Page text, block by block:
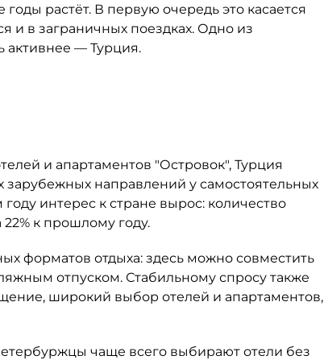
растёт. В первую очередь это касается
и в заграничных поездках. Одно из
активнее — Турция.
и апартаментов "Островок", Турция
направлений у самостоятельных
интерес к стране вырос: количество
к прошлому году.
форматов отдыха: здесь можно совместить
отпуском. Стабильному спросу также
широкий выбор отелей и апартаментов,
чаще всего выбирают отели без